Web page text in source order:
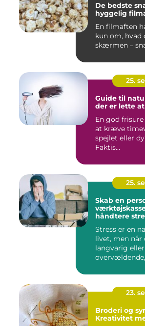
De bedste
hyggelig
En filmaften
kun om, hvad
skærmen –
25.
Guide til
der er lette
En god
at kræve
spejlet eller
Faktis...
25.
Skab en
håndtere
Stress er en
livet, men når
langvarig eller
overvældende,
23.
Broderi og
Kreativitet